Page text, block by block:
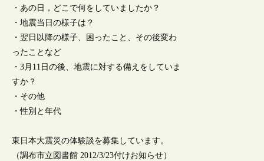
・あの日，どこで何をしていましたか？
・地震当日の様子は？
・翌日以降の様子、困ったこと、その後変わ
ったことなど
・3月11日の後、地震に対する備えをしていま
すか？
・その他
・性別と年代
東日本大震災の体験談を募集しています。
（調布市立図書館 2012/3/23付けお知らせ）